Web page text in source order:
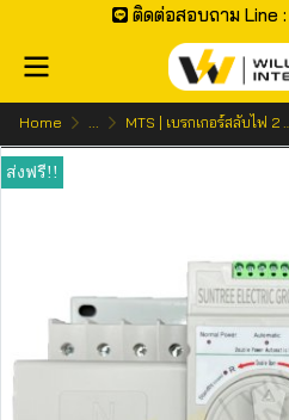
ติดต่อสอบถาม Line
Home ... MTS | เบรกเกอร์สลับไฟ 2 ทาง
ส่งฟรี!!